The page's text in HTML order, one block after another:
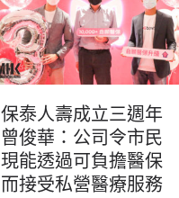
保泰人壽成立三週年
曾俊華：公司令市民
現能透過可負擔醫保
而接受私營醫療服務